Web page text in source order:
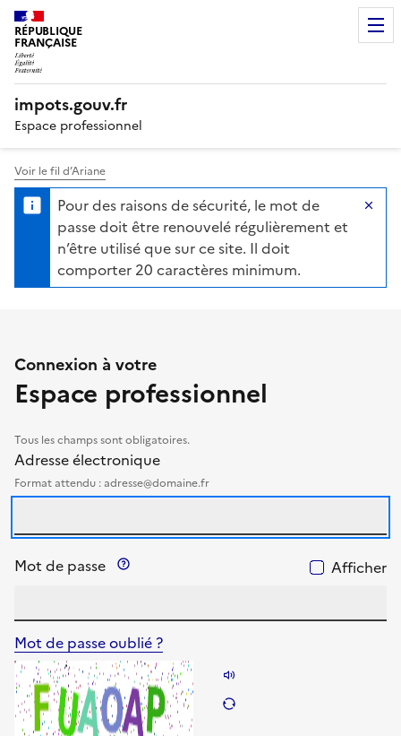
RÉPUBLIQUE
FRANÇAISE
impots.gouv.fr
Espace professionnel
Voir le fil d’Ariane
Authentification des
Pour des raisons de sécurité, le mot de
passe doit être renouvelé régulièrement et
n’être utilisé que sur ce site. Il doit
comporter 20 caractères minimum.
Connexion à votre
Espace professionnel
Tous les champs sont obligatoires.
identifiants
Adresse électronique
Format attendu : adresse@domaine.fr
Mot de passe Précision sur le mot de passe Afficher
Mot de passe oublié ?